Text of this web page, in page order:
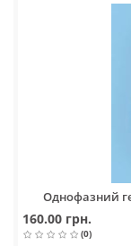
Однофазний
160.00 грн.
(0)